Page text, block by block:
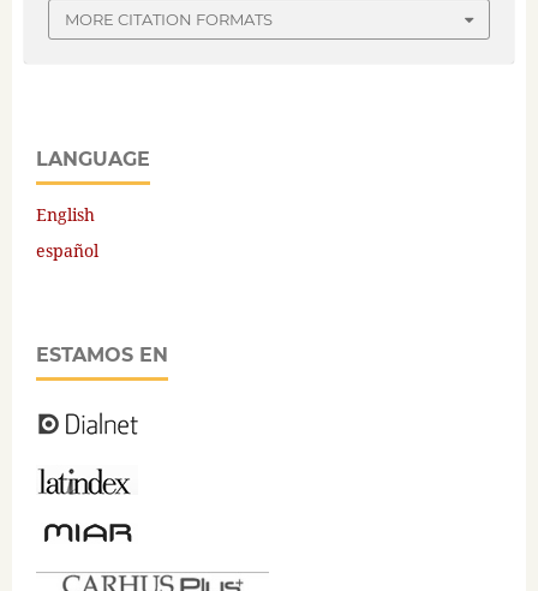
MORE CITATION FORMATS
LANGUAGE
English
español
ESTAMOS EN